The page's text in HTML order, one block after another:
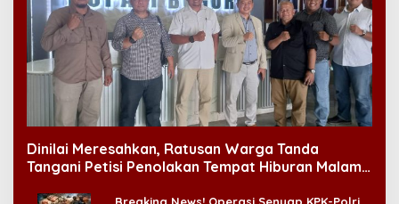
Dinilai Meresahkan, Ratusan Warga Tanda
Tangani Petisi Penolakan Tempat Hiburan Malam